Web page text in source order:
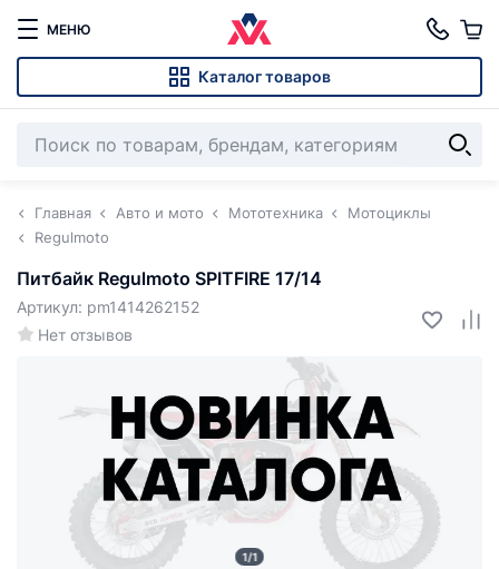
МЕНЮ
Каталог товаров
Главная Авто и мото Мототехника
Мотоциклы
Regulmoto
Питбайк Regulmoto SPITFIRE 17/14
Нет отзывов
Артикул: pm1414262152
1/1